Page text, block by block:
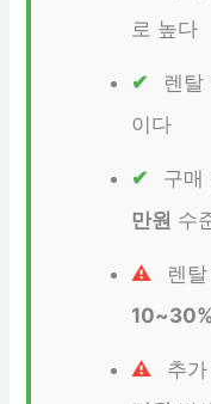
로 높다
렌탈
이다
구매
만원 수
렌
추